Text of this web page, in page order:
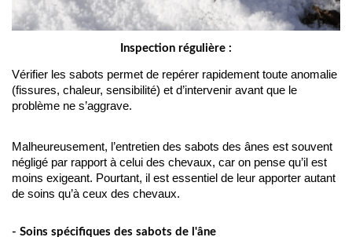
Inspection régulière :
Vérifier les sabots permet de repérer rapidement toute anomalie
(fissures, chaleur, sensibilité) et d’intervenir avant que le
problème ne s’aggrave.
Malheureusement, l’entretien des sabots des ânes est souvent
négligé par rapport à celui des chevaux, car on pense qu’il est
moins exigeant. Pourtant, il est essentiel de leur apporter autant
de soins qu’à ceux des chevaux.
- Soins spécifiques des sabots de l'âne